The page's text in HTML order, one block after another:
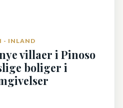
- INLAND
villaer i Pinoso
boliger i